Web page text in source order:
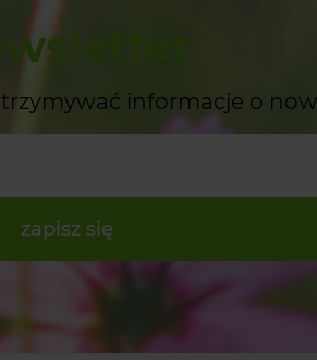
informacje o
zapisz się